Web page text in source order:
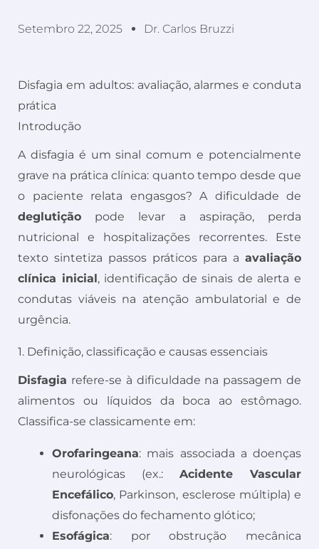
Setembro 22, 2025 Dr. Carlos Bruzzi
Disfagia em adultos: avaliação, alarmes e conduta
prática
Introdução
A disfagia é um sinal comum e potencialmente
grave na prática clínica: quanto tempo desde que
o paciente relata engasgos? A dificuldade de
deglutição pode levar a aspiração, perda
nutricional e hospitalizações recorrentes. Este
texto sintetiza passos práticos para a avaliação
clínica inicial , identificação de sinais de alerta e
condutas viáveis na atenção ambulatorial e de
urgência.
1. Definição, classificação e causas essenciais
Disfagia refere-se à dificuldade na passagem de
alimentos ou líquidos da boca ao estômago.
Classifica-se classicamente em:
Orofaringeana: mais associada a doenças
neurológicas (ex.: Acidente Vascular
Encefálico, Parkinson, esclerose múltipla) e
disfonações do fechamento glótico;
Esofágica: por obstrução mecânica